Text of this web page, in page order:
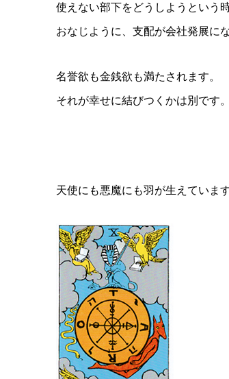
使えない部下をどうしようという
おなじように、支配が会社発展に
名誉欲も金銭欲も満たされます。
それが幸せに結びつくかは別です。
天使にも悪魔にも羽が生えていま